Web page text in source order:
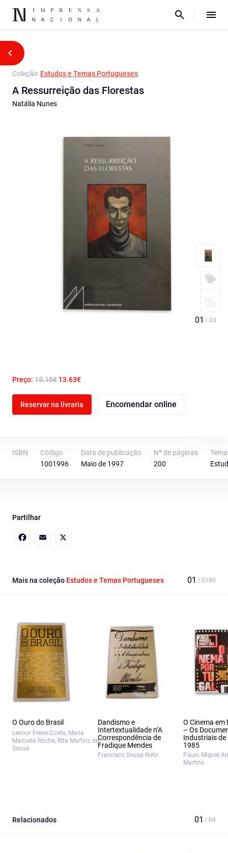
Coleção Estudos e Temas Portugueses
A Ressurreição das Florestas
Natália Nunes
Preço: 15.15€ 13.63€
Reservar na livraria Encomendar online
ISBN
Código
1001996
Data de publicação
Maio de 1997
Nº de páginas
200
Tema
Partilhar
Mais na coleção Estudos e Temas Portugueses
O Ouro do Brasil
Leonor Freire Costa, Maria
Manuela Rocha, Rita Martins de
Sousa
Dandismo e
Intertextualidade n’A
Correspondência de
Fradique Mendes
Francisco Sousa Neto
O Cinema em
– Os
Industriais de
1985
Paulo Miguel
Martins
Relacionados